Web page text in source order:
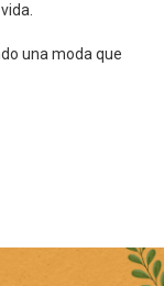
una moda que